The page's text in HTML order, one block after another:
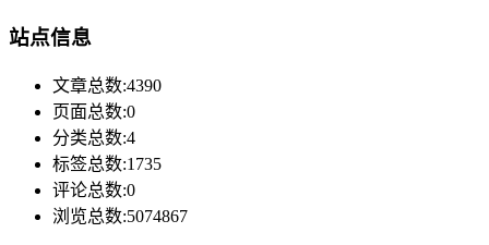
站点信息
文章总数:4390
页面总数:0
分类总数:4
标签总数:1735
评论总数:0
浏览总数:5074867